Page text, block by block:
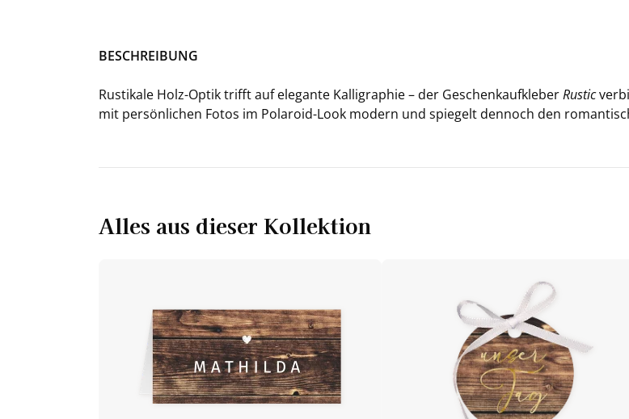
BE­SCHREI­BUNG
Rus­ti­ka­le Holz-​Optik trifft auf ele­gan­te Kal­li­gra­phie – der Ge­schenkauf­kle­berRustic
mit per­sön­li­chen Fotos im Polaroid-​Look mo­dern und spie­gelt den­noch den
Alles aus dieser Kollektion